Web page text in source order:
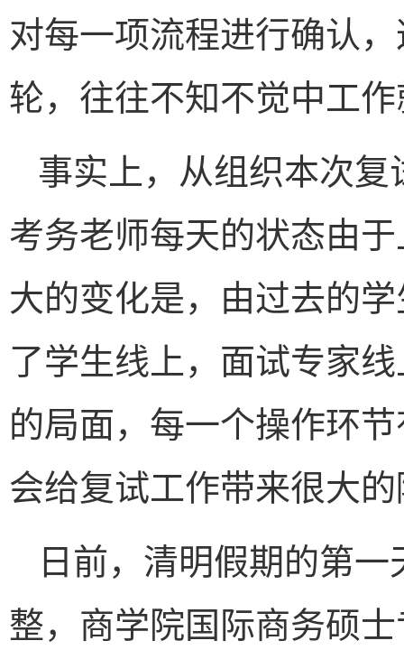
对每一项流程进行确认
轮，往往不知不觉中工
事实上，从组织本次
考务老师每天的状态由
大的变化是，由过去的
了学生线上，面试专家
的局面，每一个操作环
会给复试工作带来很大
日前，清明假期的第
整，商学院国际商务硕